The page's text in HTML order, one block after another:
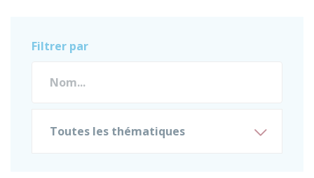
Filtrer par
Toutes les thématiques